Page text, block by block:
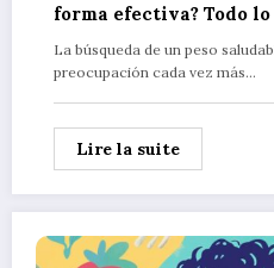
forma efectiva? Todo lo
alimentos naturales y
La búsqueda de un peso
preocupación cada vez más…
Lire la suite